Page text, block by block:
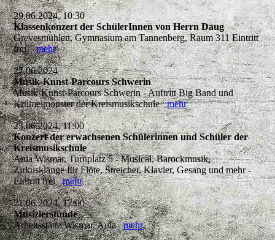
29.06.2024, 10:30
Klassenkonzert der SchülerInnen von Herrn Daug
Grevesmühlen, Gymnasium am Tannenberg, Raum 311 Eintritt
frei.mehr
27.06.2024
Musik-Kunst-Parcours Schwerin
Musik-Kunst-Parcours Schwerin - Auftritt Big Band und
Krümelmonster der Kreismusikschulemehr
23.06.2024, 11:00
Konzert der erwachsenen Schülerinnen und Schüler der
Kreismusikschule
Aula Wismar, Turnplatz 5 - Musical, Barockmusik,
Zirkusklänge für Flöte, Streicher, Klavier, Gesang und mehr -
Eintritt freimehr
21.06.2024, 17:00
Musizierstunde
Arbeitsstätte Wismar, Aulamehr